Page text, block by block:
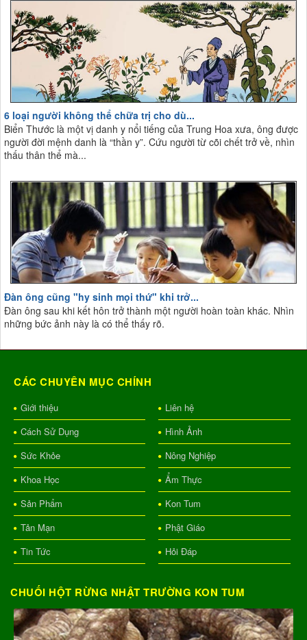
6 loại người không thể chữa trị cho dù...
Biển Thước là một vị danh y nổi tiếng của Trung Hoa xưa, ông được
người đời mệnh danh là “thần y”. Cứu người từ cõi chết trở về, nhìn
thấu thân thể mà...
Đàn ông cũng "hy sinh mọi thứ" khi trở...
Đàn ông sau khi kết hôn trở thành một người hoàn toàn khác. Nhìn
những bức ảnh này là có thể thấy rõ.
CÁC CHUYÊN MỤC CHÍNH
Giới thiệu
Liên hệ
Cách Sử Dụng
Hình Ảnh
Sức Khỏe
Nông Nghiệp
Khoa Học
Ẩm Thực
Sản Phẩm
Kon Tum
Tản Mạn
Phật Giáo
Tin Tức
Hỏi Đáp
CHUỐI HỘT RỪNG NHẬT TRƯỜNG KON TUM